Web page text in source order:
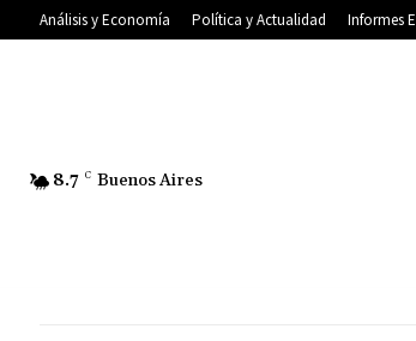
Análisis y Economía Política y Actualidad Informes
8.7 C Buenos Aires